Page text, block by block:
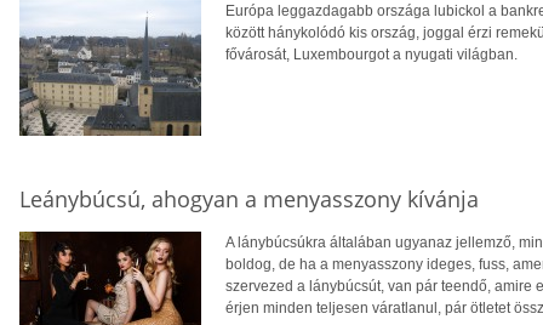
Európa leggazdagabb országa lubickol a
között hánykolódó kis ország, joggal érzi
fővárosát, Luxembourgot a nyugati világban.
Leánybúcsú, ahogyan a menyasszony kívánja
A lánybúcsúkra általában ugyanaz jellemző,
boldog, de ha a menyasszony ideges, fuss,
szervezed a lánybúcsút, van pár teendő, amire
érjen minden teljesen váratlanul, pár ötletet